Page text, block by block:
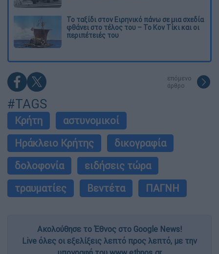
Το ταξίδι στον Ειρηνικό πάνω σε μια σχεδία
φθάνει στο τέλος του – Το Κον Τίκι και οι
περιπέτειές του
επόμενο
άρθρο
#TAGS
Κρήτη
αστυνομικοί
Ηράκλειο Κρήτης
δικογραφία
δολοφονία
ειδήσεις τώρα
τραυματίες
Βεντέτα ΠΑΓΝΗ
Ακολούθησε το Έθνος στο Google News!
Live όλες οι εξελίξεις λεπτό προς λεπτό, με την